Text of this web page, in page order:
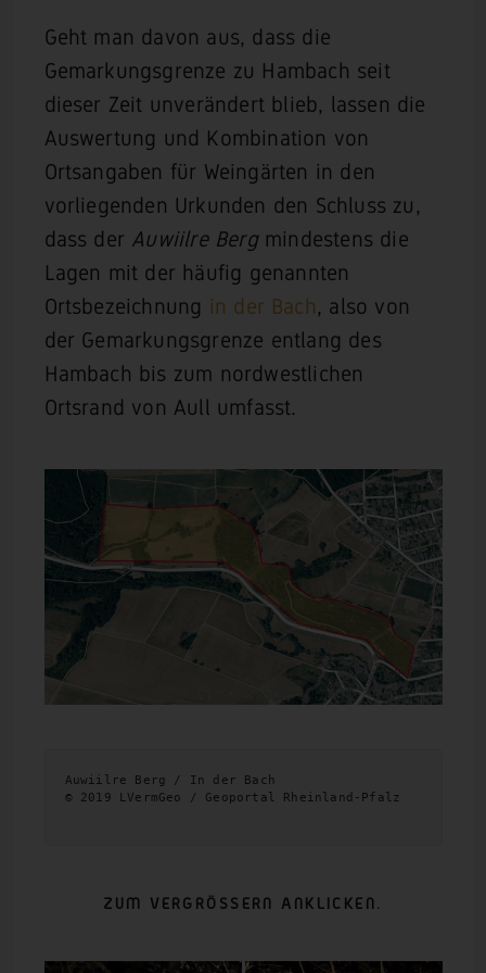
Geht man davon aus, dass die
Gemarkungsgrenze zu Hambach seit
dieser Zeit unverändert blieb, lassen die
Auswertung und Kombination von
Ortsangaben für Weingärten in den
vorliegenden Urkunden den Schluss zu,
dass der Auwiilre Bergmindestens die
Lagen mit der häufig genannten
Ortsbezeichnung in der Bach, also von
der Gemarkungsgrenze entlang des
Hambach bis zum nordwestlichen
Ortsrand von Aull umfasst.
Auwiilre Berg / In der Bach
© 2019 LVermGeo / Geoportal Rheinland-Pfalz
ZUM VERGRÖSSERN ANKLICKEN.